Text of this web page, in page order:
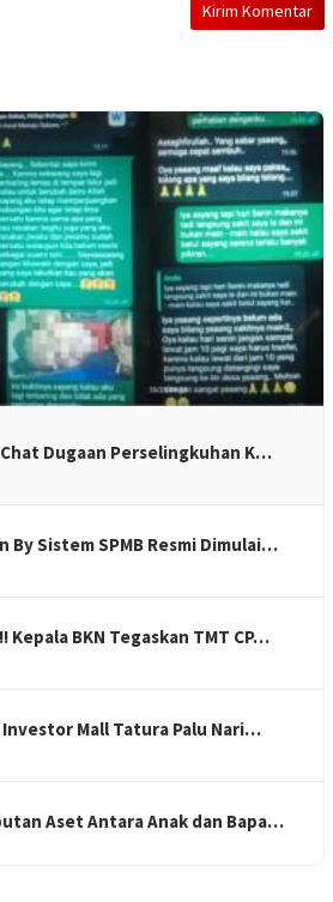
Dugaan Perselingkuhan K…
By Sistem SPMB Resmi Dimulai…
Kepala BKN Tegaskan TMT CP…
Mall Tatura Palu Nari…
Aset Antara Anak dan Bapa…